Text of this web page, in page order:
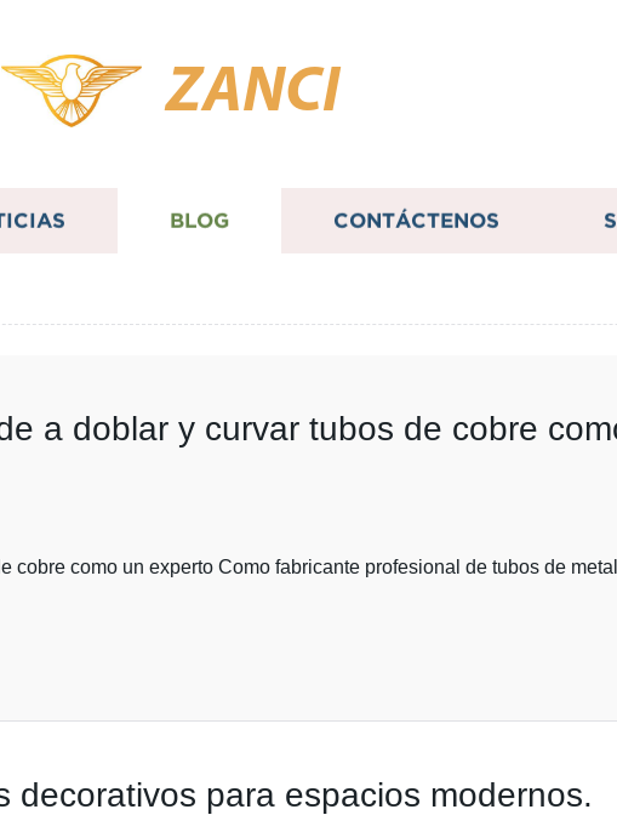
ZANCI
BLOG CONTÁCTENOS
a doblar y curvar tubos de cobre
cobre como un experto Como fabricante profesional de tubos de
decorativos para espacios modernos.